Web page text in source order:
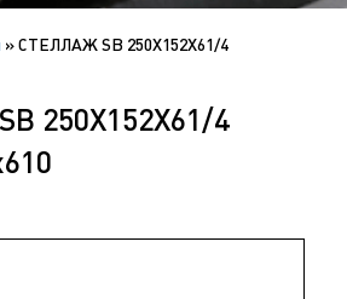
»СТЕЛЛАЖ SB 250X152X61/4
250X152X61/4